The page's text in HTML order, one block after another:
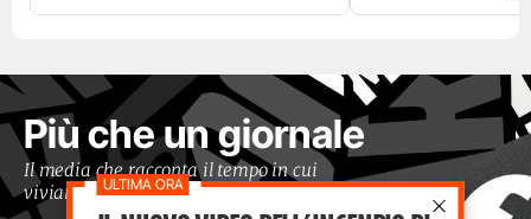
Più che un giornale
Il media che racconta il tempo in cui
viviamo con occhi moderni